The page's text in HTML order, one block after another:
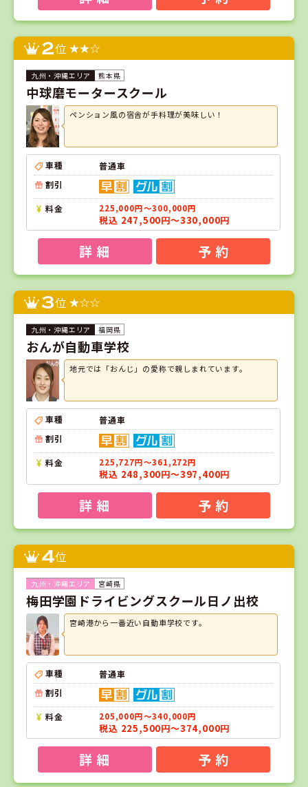
2位
熊本県
中球磨モータースクール
ペンション風の宿舎が手料理が美味しい！
車種
普通車
割引
料金 225,000円～300,000円
税込 247,500円～330,000円
詳 細 予 約
3位
福岡県
おんが自動車学校
地元では「おんじ」の愛称で親しまれています。
車種
普通車
割引
料金 225,727円～361,272円
税込 248,300円～397,400円
詳 細 予 約
4位
宮崎県
梅田学園ドライビングスクール日ノ出校
宮崎港から一番近い自動車学校です。
車種
普通車
割引
料金 205,000円～340,000円
税込 225,500円～374,000円
詳 細 予 約